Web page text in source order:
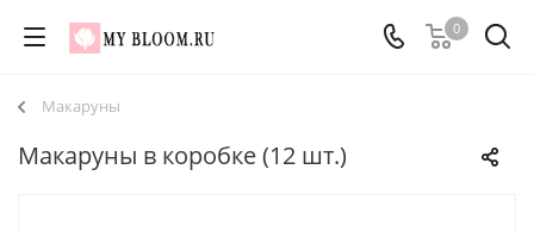
0
Макаруны
Макаруны в коробке (12 шт.)